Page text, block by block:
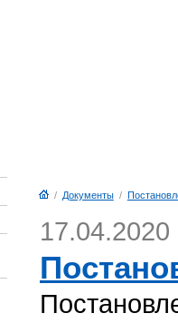
/ Документы/
17.04.2020